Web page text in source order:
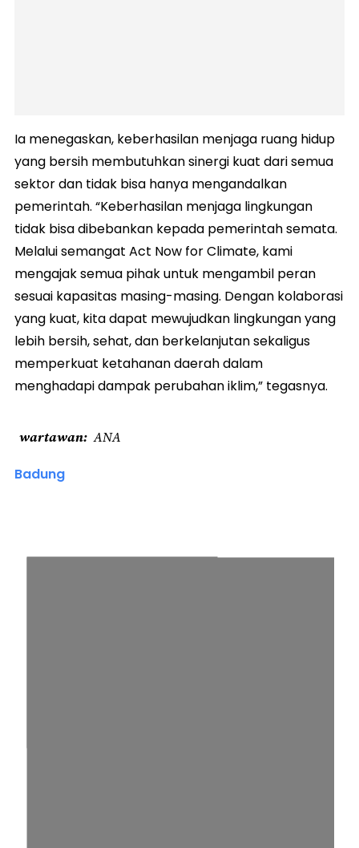
Ia menegaskan, keberhasilan menjaga ruang hidup
yang bersih membutuhkan sinergi kuat dari semua
sektor dan tidak bisa hanya mengandalkan
pemerintah. “Keberhasilan menjaga lingkungan
tidak bisa dibebankan kepada pemerintah semata.
Melalui semangat Act Now for Climate, kami
mengajak semua pihak untuk mengambil peran
sesuai kapasitas masing-masing. Dengan kolaborasi
yang kuat, kita dapat mewujudkan lingkungan yang
lebih bersih, sehat, dan berkelanjutan sekaligus
memperkuat ketahanan daerah dalam
menghadapi dampak perubahan iklim,” tegasnya.
wartawan ANA
Badung